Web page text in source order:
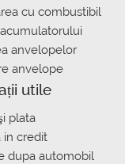
cu combustibil
anvelopelor
anvelope
utile
plata
in credit
dupa automobil